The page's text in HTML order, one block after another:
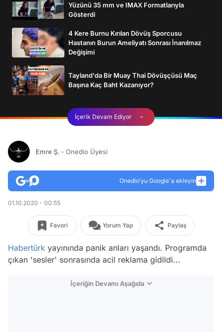
Yüzünü 35 mm ve IMAX Formatlarıyla
Gösterdi
4 Kere Burnu Kırılan Dövüş Sporcusu
Hastanın Burun Ameliyatı Sonrası İnanılmaz
Değişimi
Tayland'da Bir Muay Thai Dövüşçüsü Maç
Başına Kaç Baht Kazanıyor?
İçerik Devam Ediyor
Emre Ş. - Onedio Üyesi
Onedio’yu Google'a ekleyin
01.10.2020 - 00:55
Favori Yorum Yap Paylaş
Habertürk yayınında panik anları yaşandı. Programda
çıkan 'sesler' sonrasında acil reklama gidildi...
İçeriğin Devamı Aşağıda